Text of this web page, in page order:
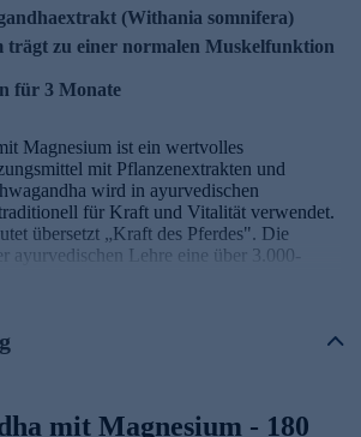
(Withania somnifera)
trägt zu einer normalen Muskelfunktion
für 3 Monate
Magnesium ist ein wertvolles
mit Pflanzenextrakten und
wird in ayurvedischen
für Kraft und Vitalität verwendet.
übersetzt „Kraft des Pferdes". Die
ayurvedischen Lehre eine über 3.000-
mit Magnesium - Zutaten und
auf Withanolide
mit Magnesium - 180